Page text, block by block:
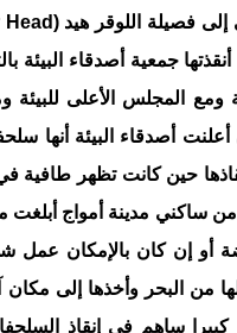
أنقذتها جمعية أصدقاء
ومع المجلس الأعلى
أصدقاء البيئة أنها
حين كانت تظهر طافية
من ساكني مدينة أمواج أبلغت
أو إن كان بالإمكان عمل
البحر وأخذها إلى مكان
كبيرا ساهم في إنقاذ